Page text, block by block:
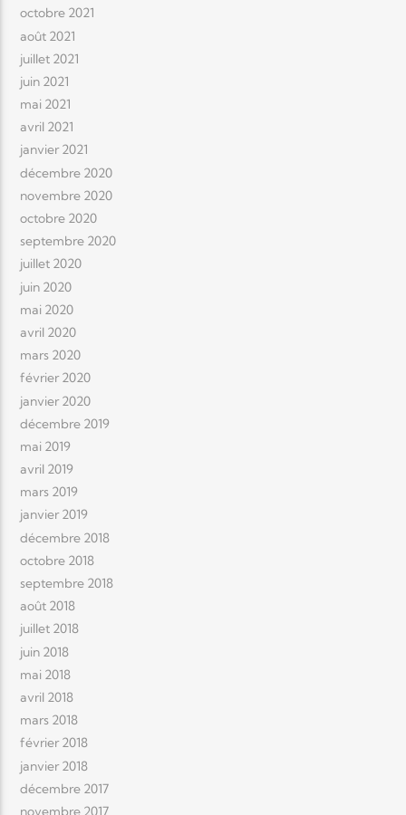
octobre 2021
août 2021
juillet 2021
juin 2021
mai 2021
avril 2021
janvier 2021
décembre 2020
novembre 2020
octobre 2020
septembre 2020
juillet 2020
juin 2020
mai 2020
avril 2020
mars 2020
février 2020
janvier 2020
décembre 2019
mai 2019
avril 2019
mars 2019
janvier 2019
décembre 2018
octobre 2018
septembre 2018
août 2018
juillet 2018
juin 2018
mai 2018
avril 2018
mars 2018
février 2018
janvier 2018
décembre 2017
novembre 2017